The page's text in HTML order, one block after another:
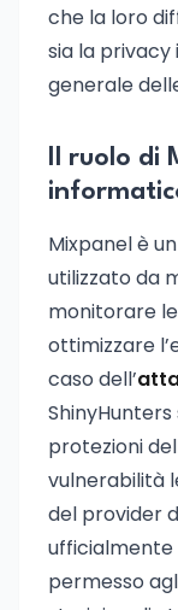
che la loro
sia la privacy
generale
Il ruolo di
Mixpanel è
utilizzato da
monitorare
ottimizzare
caso dell’
protezioni
vulnerabilità
del provider
ufficialmente
permesso